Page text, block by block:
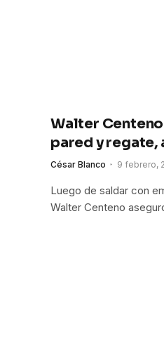
Walter
pared y regate,
César Blanco 9 febrero,
Luego de saldar con
Walter Centeno